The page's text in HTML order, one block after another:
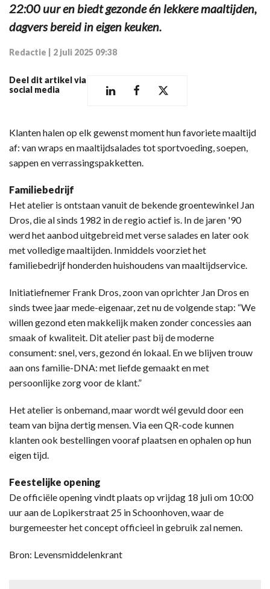
22:00 uur en biedt gezonde én lekkere maaltijden,
dagvers bereid in eigen keuken.
Redactie 2 juli 2025 09:38
Deel dit artikel via
social media
Klanten halen op elk gewenst moment hun favoriete maaltijd
af: van wraps en maaltijdsalades tot sportvoeding, soepen,
sappen en verrassingspakketten.
Familiebedrijf
Het atelier is ontstaan vanuit de bekende groentewinkel Jan
Dros, die al sinds 1982 in de regio actief is. In de jaren '90
werd het aanbod uitgebreid met verse salades en later ook
met volledige maaltijden. Inmiddels voorziet het
familiebedrijf honderden huishoudens van maaltijdservice.
Initiatiefnemer Frank Dros, zoon van oprichter Jan Dros en
sinds twee jaar mede-eigenaar, zet nu de volgende stap: “We
willen gezond eten makkelijk maken zonder concessies aan
smaak of kwaliteit. Dit atelier past bij de moderne
consument: snel, vers, gezond én lokaal. En we blijven trouw
aan ons familie-DNA: met liefde gemaakt en met
persoonlijke zorg voor de klant.”
Het atelier is onbemand, maar wordt wél gevuld door een
team van bijna dertig mensen. Via een QR-code kunnen
klanten ook bestellingen vooraf plaatsen en ophalen op hun
eigen tijd.
Feestelijke opening
De officiële opening vindt plaats op vrijdag 18 juli om 10:00
uur aan de Lopikerstraat 25 in Schoonhoven, waar de
burgemeester het concept officieel in gebruik zal nemen.
Bron: Levensmiddelenkrant